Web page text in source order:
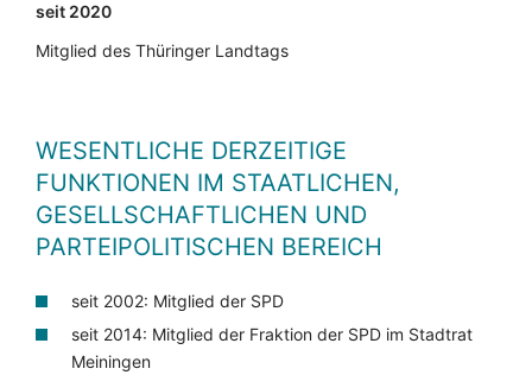
seit 2020
Mitglied des Thüringer Landtags
WESENTLICHE DERZEITIGE
FUNKTIONEN IM STAATLICHEN,
GESELLSCHAFTLICHEN UND
PARTEIPOLITISCHEN BEREICH
seit 2002: Mitglied der SPD
seit 2014: Mitglied der Fraktion der SPD im Stadtrat
Meiningen